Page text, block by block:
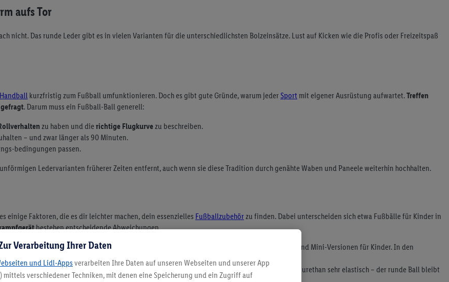
aufs Tor
nicht. Das runde Leder gibt es in vielen Varianten für die unterschiedlichsten Bolzeinsätze. Lust auf Kicken wie die Profis oder Freizeitspaß
Handball kurzfristig zum Fußball umfunktionieren. Doch es gibt gute Gründe, warum jeder Sport mit eigener Ausrüstung aufwartet.Treffen
. Darum muss ein Fußball-Ball generell:
zu haben und die richtige Flugkurvezu beschreiben.
– und zwar länger als 90 Minuten.
bedingungen passen.
Ledervarianten früherer Zeiten entfernt, auch wenn sie diese Tradition durch genähte Waben und Paneele weiterhin hochhalten.
einige Faktoren, die es dir leichter machen, dein essenzielles Fußballzubehörzu finden. Dabei unterscheiden sich etwa Fußbälle für Kinder in
bestehen entscheidende Abweichungen.
Umfang von 68 bis 70 cm ist Wettkampfniveau, die Stufen 1 und 2 mit 50 bis 56 cm Umfang sind Mini-Versionen für Kinder. In den
Die Kunststoffe sind wasserabweisend und strapazierfähig. Zudem ist insbe-sondere Polyurethan sehr elastisch – der runde Ball bleibt
Verarbeitung Ihrer Daten
und Lidl-Apps verarbeiten Ihre Daten auf unseren Webseiten und unserer App
mittels verschiedener Techniken, mit denen eine Speicherung und ein Zugriff auf